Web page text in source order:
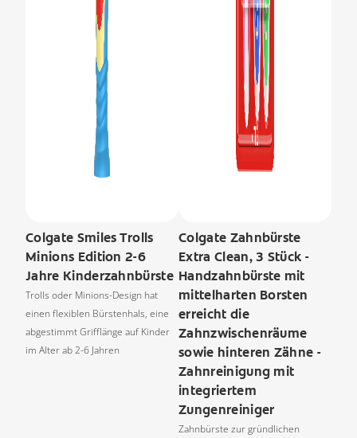
Colgate Smiles Trolls
Minions Edition 2-6
Jahre Kinderzahnbürste
Trolls oder Minions-Design hat
einen flexiblen Bürstenhals, eine
abgestimmt Grifflänge auf Kinder
im Alter ab 2-6 Jahren
Colgate Zahnbürste
Extra Clean, 3 Stück -
Handzahnbürste mit
mittelharten Borsten
erreicht die
Zahnzwischenräume
sowie hinteren Zähne -
Zahnreinigung mit
integriertem
Zungenreiniger
Zahnbürste zur gründlichen